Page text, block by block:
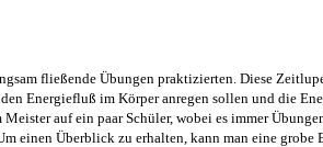
fließende Übungen praktizierten. Diese
Energiefluß im Körper anregen sollen und die
auf ein paar Schüler, wobei es immer
einen Überblick zu erhalten, kann man eine